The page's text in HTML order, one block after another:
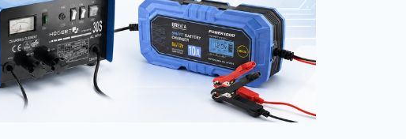
Герметики шин
Пуско-зарядні пристрої
Стартові дроти